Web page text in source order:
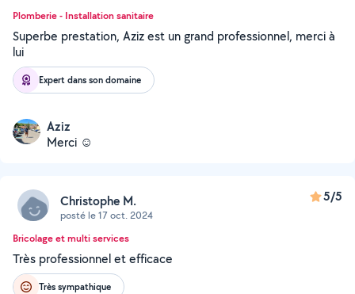
Plomberie - Installation sanitaire
Superbe prestation, Aziz est un grand professionnel, merci à
lui
Expert dans son domaine
Aziz
Merci ☺️
Christophe M.
posté le 17 oct. 2024
5/5
Bricolage et multi services
Très professionnel et efficace
Très sympathique